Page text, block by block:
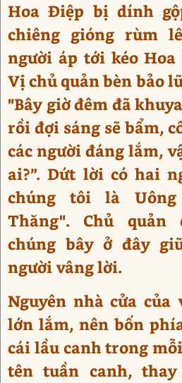
Hoa Điệp bị dính
chiêng gióng rùm
người áp tới kéo
Vị chủ quản bèn bảo
"Bây giờ đêm đã
rồi đợi sáng sẽ bẩm,
các người đáng lắm,
ai?”. Dứt lời có hai
chúng tôi là
Thăng". Chủ quản
chúng bây ở đây
người vâng lời.
Nguyên nhà cửa
lớn lắm, nên bốn
cái lầu canh trong
tên tuần canh,